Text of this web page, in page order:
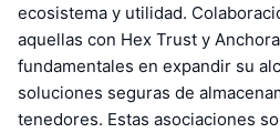
ecosistema y utilidad.
aquellas con Hex Trust y
fundamentales en expandir su
soluciones seguras de
tenedores. Estas asociaciones